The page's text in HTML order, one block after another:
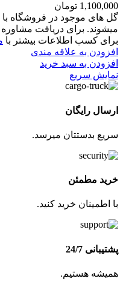
1,100,000 تومان
گل های موجود در فروشگاه با
میشوند. برای دریافت
برای کسب اطلاعات بیشتر با
افزودن به علاقه مندی
افزودن به سبد خرید
نمایش سریع
ارسال رایگان
سریع بدستتان میرسد.
خرید مطمئن
با اطمینان خرید کنید.
پشتیبانی 24/7
همیشه هستیم.